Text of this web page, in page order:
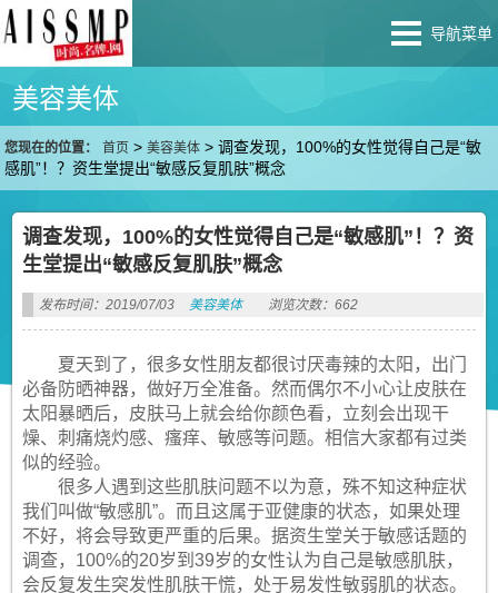
导航菜单
美容美体
您现在的位置： 首页 >美容美体 >调查发现，100%的女性觉得自己是“敏
感肌”！？资生堂提出“敏感反复肌肤”概念
调查发现，100%的女性觉得自己是“敏感肌”！？资
生堂提出“敏感反复肌肤”概念
发布时间：2019/07/03 美容美体 浏览次数：662
夏天到了，很多女性朋友都很讨厌毒辣的太阳，出门
必备防晒神器，做好万全准备。然而偶尔不小心让皮肤在
太阳暴晒后，皮肤马上就会给你颜色看，立刻会出现干
燥、刺痛烧灼感、瘙痒、敏感等问题。相信大家都有过类
似的经验。
很多人遇到这些肌肤问题不以为意，殊不知这种症状
我们叫做“敏感肌”。而且这属于亚健康的状态，如果处理
不好，将会导致更严重的后果。据资生堂关于敏感话题的
调查，100%的20岁到39岁的女性认为自己是敏感肌肤，
会反复发生突发性肌肤干慌，处于易发性敏弱肌的状态。